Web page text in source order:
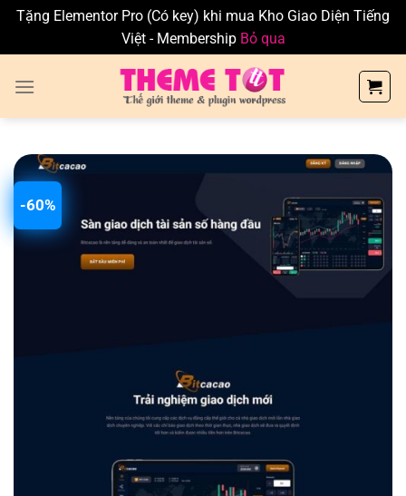
Tặng Elementor Pro (Có key) khi mua Kho Giao Diện Tiếng
Việt - Membership Bỏ qua
-60%